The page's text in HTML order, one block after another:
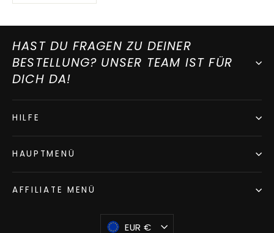
HAST DU FRAGEN ZU DEINER
BESTELLUNG? UNSER TEAM IST FÜR
DICH DA!
HILFE
HAUPTMENÜ
AFFILIATE MENÜ
WÄHRUNG
EUR €